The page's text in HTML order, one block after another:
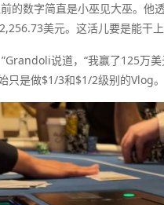
的数字简直是小巫见大巫。
美元。这活儿要是能干上
说道，“我赢了125万
只是做$1/3和$1/2级别的Vlog